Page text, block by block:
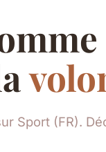
Sport (FR).